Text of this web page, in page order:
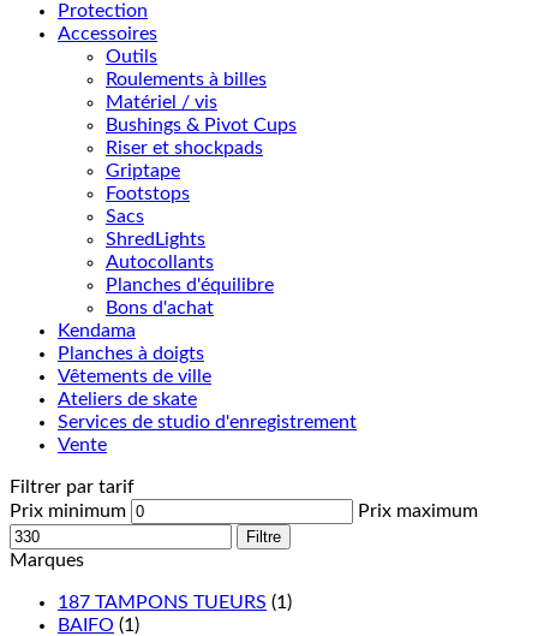
Protection
Accessoires
Outils
Roulements à billes
Matériel / vis
Bushings & Pivot Cups
Riser et shockpads
Griptape
Footstops
Sacs
ShredLights
Autocollants
Planches d'équilibre
Bons d'achat
Kendama
Planches à doigts
Vêtements de ville
Ateliers de skate
Services de studio d'enregistrement
Vente
Filtrer par tarif
Prix minimum
Prix maximum
Filtre
Marques
187 TAMPONS TUEURS (1)
BAIFO (1)